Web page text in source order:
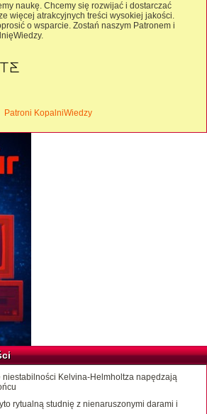
naukę. Chcemy się rozwijać i dostarczać
więcej atrakcyjnych treści wysokiej jakości.
o wsparcie. Zostań naszym Patronem i
Patroni KopalniWiedzy
niestabilności Kelvina-Helmholtza napędzają
rytualną studnię z nienaruszonymi darami i